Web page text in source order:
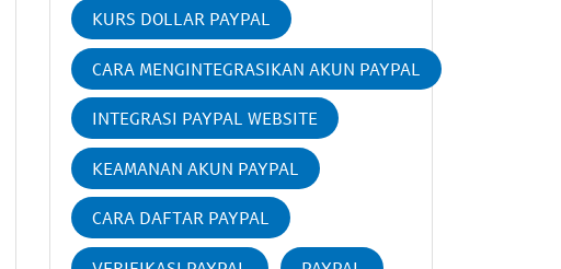
KURS DOLLAR PAYPAL
CARA MENGINTEGRASIKAN AKUN PAYPAL
INTEGRASI PAYPAL WEBSITE
KEAMANAN AKUN PAYPAL
CARA DAFTAR PAYPAL